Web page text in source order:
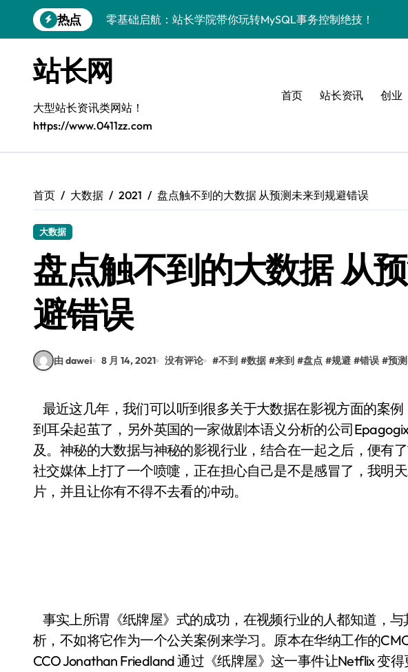
到
热点
零基础启航：站长学院带你玩转MySQL事务控制绝技！
容器视角揭秘：MySQL事务处理实战科技精粹
MySQL事务控制精要：iOS后端技术实战解锁科技高效能
MySQL事务控制精要：站长必知的技术合规风控实战指南
Go语言揭秘：MySQL事务管理原理与高效实践全攻略
Go语言进阶：技术解锁MySQL事务与高并发科技优化秘籍
Go语言MySQL事务控制：技术实战解密与科技优化秘籍
站长网
大型站长资讯类网站！
https://www.0411zz.com
首页 站长资讯 创业
首页 大数据 2021 盘点触不到的大数据 从预测未来到规避错误
大数据
盘点触不到的大数据 从
避错误
由 dawei 8 月 14, 2021 没有评论 #不到 #数据 #来到 #盘点 #规避 #错误 #预测
最近这几年，我们可以听到很多关于大数据在影视方面的案例，Netflix 这个词估计大家都快听
到耳朵起茧了，另外英国的一家做剧本语义分析的公司
及。神秘的大数据与神秘的影视行业，结合在一起之后，便有
社交媒体上打了一个喷嚏，正在担心自己是不是感冒了，我明
片，并且让你有不得不去看的冲动。
事实上所谓《纸牌屋》式的成功，在视频行业的人都知道，
析，不如将它作为一个公关案例来学习。原本在华纳工作的
CCO Jonathan Friedland 通过《纸牌屋》这一事件让Netflix 变